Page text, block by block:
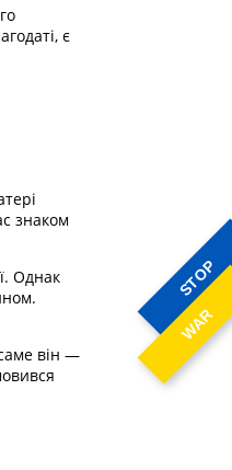
STOP
WAR
є
знаком
Однак
він —